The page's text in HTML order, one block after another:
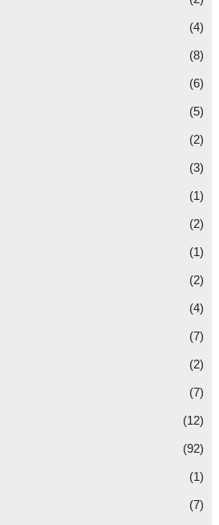
(4)
(8)
(6)
(5)
(2)
(3)
(1)
(2)
(1)
(2)
(4)
(7)
(2)
(7)
(12)
(92)
(1)
(7)